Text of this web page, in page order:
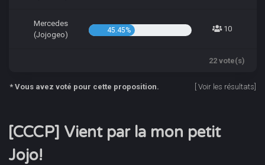
Mercedes
(Jojogeo)
45.45% 10
22 vote(s)
* Vous avez voté pour cette proposition. Voir les résultats
[CCCP] Vient par la mon petit
Jojo!